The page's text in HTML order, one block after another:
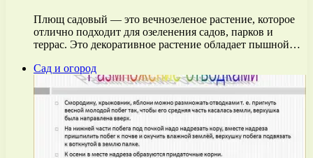
Плющ садовый — это вечнозеленое растение, которое
отлично подходит для озеленения садов, парков и
террас. Это декоративное растение обладает пышной…
Сад и огород